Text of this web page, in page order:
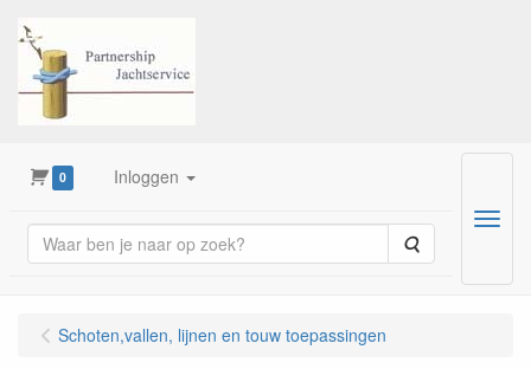
0 Inloggen
Zoeken
Menu
Schoten,vallen, lijnen en touw toepassingen